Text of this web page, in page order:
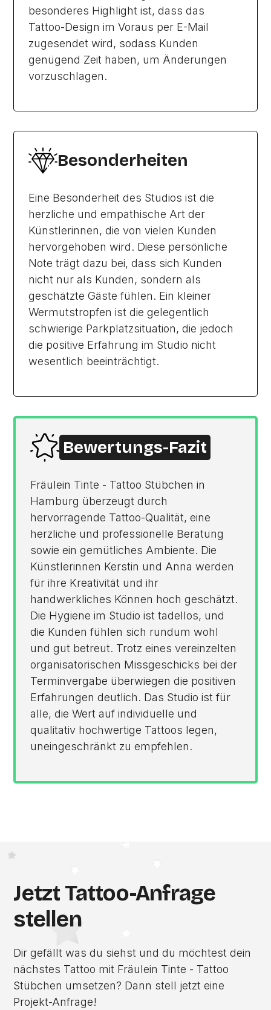
besonderes Highlight ist, dass das
Tattoo-Design im Voraus per E-Mail
zugesendet wird, sodass Kunden
genügend Zeit haben, um Änderungen
vorzuschlagen.
Besonderheiten
Eine Besonderheit des Studios ist die
herzliche und empathische Art der
Künstlerinnen, die von vielen Kunden
hervorgehoben wird. Diese persönliche
Note trägt dazu bei, dass sich Kunden
nicht nur als Kunden, sondern als
geschätzte Gäste fühlen. Ein kleiner
Wermutstropfen ist die gelegentlich
schwierige Parkplatzsituation, die jedoch
die positive Erfahrung im Studio nicht
wesentlich beeinträchtigt.
Bewertungs-Fazit
Fräulein Tinte - Tattoo Stübchen in
Hamburg überzeugt durch
hervorragende Tattoo-Qualität, eine
herzliche und professionelle Beratung
sowie ein gemütliches Ambiente. Die
Künstlerinnen Kerstin und Anna werden
für ihre Kreativität und ihr
handwerkliches Können hoch geschätzt.
Die Hygiene im Studio ist tadellos, und
die Kunden fühlen sich rundum wohl
und gut betreut. Trotz eines vereinzelten
organisatorischen Missgeschicks bei der
Terminvergabe überwiegen die positiven
Erfahrungen deutlich. Das Studio ist für
alle, die Wert auf individuelle und
qualitativ hochwertige Tattoos legen,
uneingeschränkt zu empfehlen.
Jetzt Tattoo-Anfrage
stellen
Dir gefällt was du siehst und du möchtest dein
nächstes Tattoo mit Fräulein Tinte - Tattoo
Stübchen umsetzen? Dann stell jetzt eine
Projekt-Anfrage!